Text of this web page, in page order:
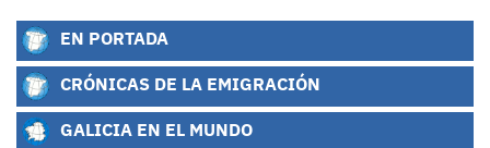
EN PORTADA
CRÓNICAS DE LA EMIGRACIÓN
GALICIA EN EL MUNDO